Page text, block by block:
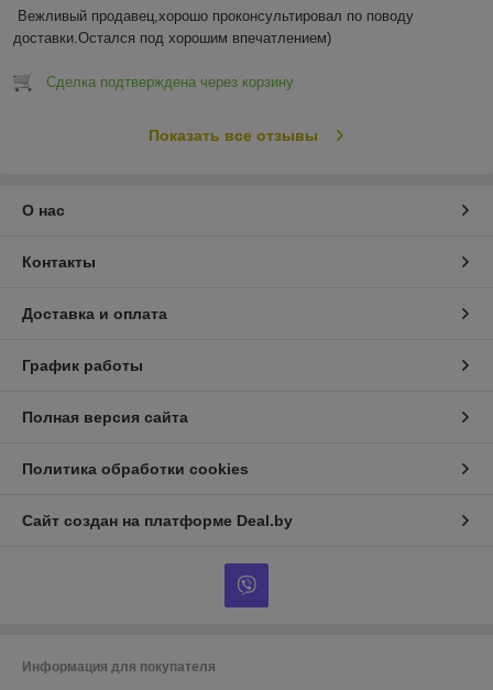
Вежливый продавец,хорошо проконсультировал по поводу
доставки.Остался под хорошим впечатлением)
Сделка подтверждена через корзину
Показать все отзывы
О нас
Контакты
Доставка и оплата
График работы
Полная версия сайта
Политика обработки cookies
Сайт создан на платформе Deal.by
Информация для покупателя